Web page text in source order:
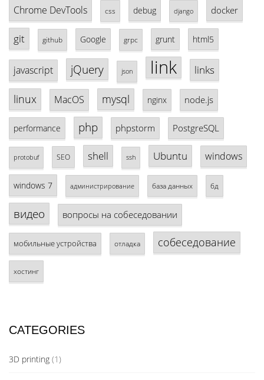
Chrome DevTools css debug django docker
git github Google grpc grunt html5
javascript jQuery json link links
linux MacOS mysql nginx node.js
performance php phpstorm PostgreSQL
protobuf SEO shell ssh Ubuntu windows
windows 7 администрирование база данных бд
видео вопросы на собеседовании
мобильные устройства отладка собеседование
хостинг
CATEGORIES
3D printing (1)